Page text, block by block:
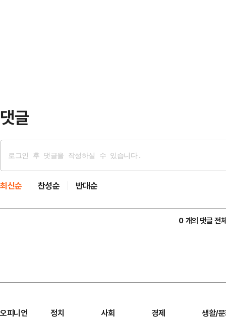
댓글
최신순 찬성순 반대순
0 개의 댓글 전
오피니언 정치 사회 경제 생활/